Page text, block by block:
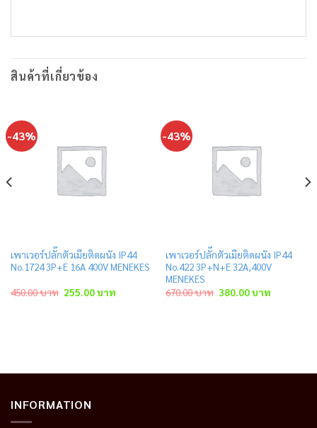
สินค้าที่เกี่ยวข้อง
-43%
เพาเวอร์ปลั๊กตัวเมียติดผนัง IP44
No.1724 3P+E 16A 400V MENEKES
450.00บาท Original
price
255.00บาทCurrent
price
-43%
เพาเวอร์ปลั๊กตัวเมียติดผนัง IP44
No.422 3P+N+E 32A,400V
MENEKES
670.00บาท Original
price
380.00บาทCurrent
price
INFORMATION